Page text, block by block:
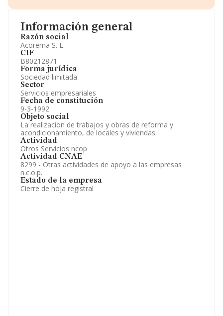
Información general
Razón social
Acorema S. L.
CIF
B80212871
Forma jurídica
Sociedad limitada
Sector
Servicios empresariales
Fecha de constitución
9-3-1992
Objeto social
La realizacion de trabajos y obras de reforma y
acondicionamiento, de locales y viviendas.
Actividad
Otros Servicios ncop
Actividad CNAE
8299 - Otras actividades de apoyo a las empresas
n.c.o.p.
Estado de la empresa
Cierre de hoja registral
Información oficial y registral complementaria.